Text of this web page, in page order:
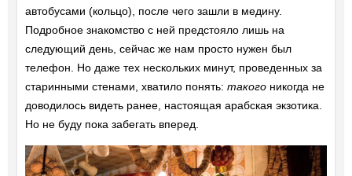
автобусами (кольцо), после чего зашли в медину.
Подробное знакомство с ней предстояло лишь на
следующий день, сейчас же нам просто нужен был
телефон. Но даже тех нескольких минут, проведенных за
старинными стенами, хватило понять: такогоникогда не
доводилось видеть ранее, настоящая арабская экзотика.
Но не буду пока забегать вперед.